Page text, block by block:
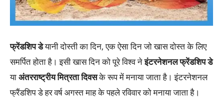
फ्रेंडशिप डेयानी दोस्ती का दिन, एक ऐसा दिन जो खास दोस्त के लिए
समर्पित होता है। इसी खास दिन को पूरे विश्व नेइंटरनेशनल फ्रेंडशिप डे
याअंतरराष्ट्रीय मित्रता दिवसके रूप में मनाया जाता है। इंटरनेशनल
फ्रैंडशिप डे हर वर्ष अगस्‍त माह के पहले रविवार को मनाया जाता है।